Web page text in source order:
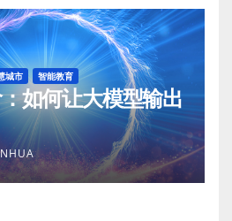
城市 智能教育
如何让大模型输出